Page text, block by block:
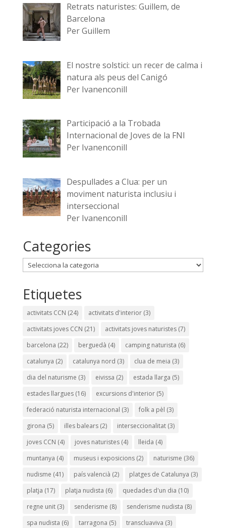
Retrats naturistes: Guillem, de
Barcelona
Per Guillem
El nostre solstici: un recer de calma i
natura als peus del Canigó
Per Ivanenconill
Participació a la Trobada
Internacional de Joves de la FNI
Per Ivanenconill
Despullades a Clua: per un
moviment naturista inclusiu i
interseccional
Per Ivanenconill
Categories
Categories
Etiquetes
activitats CCN (24) activitats d'interior(3)
activitats joves CCN (21) activitats joves naturistes(7)
barcelona (22) berguedà (4) camping naturista (6)
catalunya (2) catalunya nord (3) clua de meia (3)
dia del naturisme (3) eivissa (2) estada llarga (5)
estades llargues(16) excursions d'interior(5)
federació naturista internacional (3) folk a pèl (3)
girona (5) illes balears(2) interseccionalitat(3)
joves CCN (4) joves naturistes(4) lleida (4)
muntanya (4) museus i exposicions(2) naturisme (36)
nudisme (41) país valencià (2) platges de Catalunya (3)
platja (17) platja nudista (6) quedades d'un dia (10)
regne unit(3) senderisme (8) senderisme nudista (8)
spa nudista (6) tarragona (5) transcluaviva (3)